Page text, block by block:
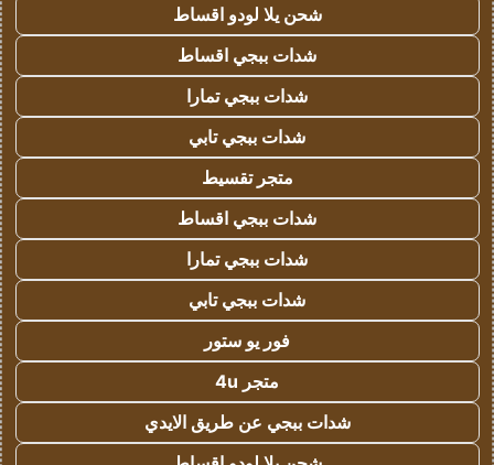
شحن يلا لودو اقساط
شدات ببجي اقساط
شدات ببجي تمارا
شدات ببجي تابي
متجر تقسيط
شدات ببجي اقساط
شدات ببجي تمارا
شدات ببجي تابي
فور يو ستور
متجر 4u
شدات ببجي عن طريق الايدي